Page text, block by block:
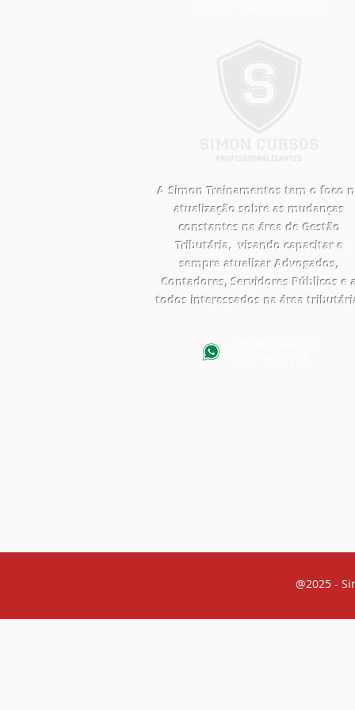
A Simon Treinamentos tem o foco
atualização sobre as mudanças
constantes na área de Gestão
Tributária, visando capacitar e
sempre atualizar Advogados,
Contadores, Servidores Públicos e
todos interessados na área
@2025 -